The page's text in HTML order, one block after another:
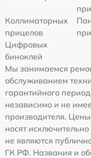
Коллиматорных
прицелов
Цифровых
биноклей
Мы занимаемся
обслуживанием
гарантийного
независимо и не
производителя.
носят
не являются
ГК РФ. Названия и